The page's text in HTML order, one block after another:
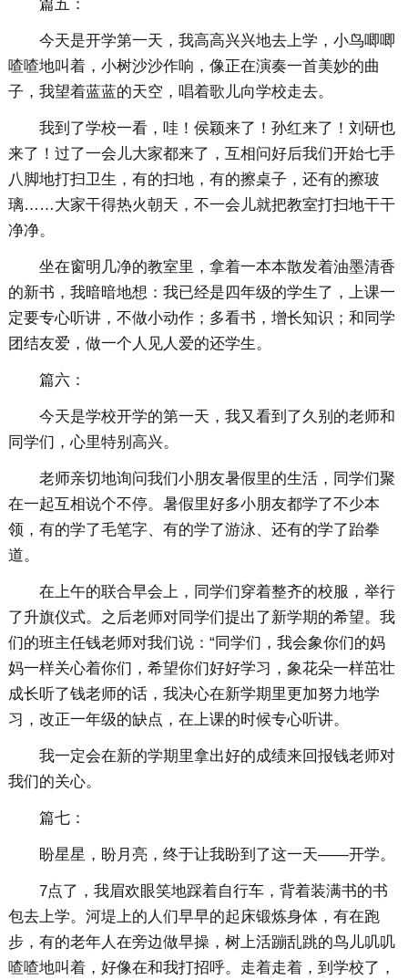
篇五：
今天是开学第一天，我高高兴兴地去上学，小鸟唧唧
喳喳地叫着，小树沙沙作响，像正在演奏一首美妙的曲
子，我望着蓝蓝的天空，唱着歌儿向学校走去。
我到了学校一看，哇！侯颖来了！孙红来了！刘研也
来了！过了一会儿大家都来了，互相问好后我们开始七手
八脚地打扫卫生，有的扫地，有的擦桌子，还有的擦玻
璃……大家干得热火朝天，不一会儿就把教室打扫地干干
净净。
坐在窗明几净的教室里，拿着一本本散发着油墨清香
的新书，我暗暗地想：我已经是四年级的学生了，上课一
定要专心听讲，不做小动作；多看书，增长知识；和同学
团结友爱，做一个人见人爱的还学生。
篇六：
今天是学校开学的第一天，我又看到了久别的老师和
同学们，心里特别高兴。
老师亲切地询问我们小朋友暑假里的生活，同学们聚
在一起互相说个不停。暑假里好多小朋友都学了不少本
领，有的学了毛笔字、有的学了游泳、还有的学了跆拳
道。
在上午的联合早会上，同学们穿着整齐的校服，举行
了升旗仪式。之后老师对同学们提出了新学期的希望。我
们的班主任钱老师对我们说：“同学们，我会象你们的妈
妈一样关心着你们，希望你们好好学习，象花朵一样茁壮
成长听了钱老师的话，我决心在新学期里更加努力地学
习，改正一年级的缺点，在上课的时候专心听讲。
我一定会在新的学期里拿出好的成绩来回报钱老师对
我们的关心。
篇七：
盼星星，盼月亮，终于让我盼到了这一天——开学。
7点了，我眉欢眼笑地踩着自行车，背着装满书的书
包去上学。河堤上的人们早早的起床锻炼身体，有在跑
步，有的老年人在旁边做早操，树上活蹦乱跳的鸟儿叽叽
喳喳地叫着，好像在和我打招呼。走着走着，到学校了，